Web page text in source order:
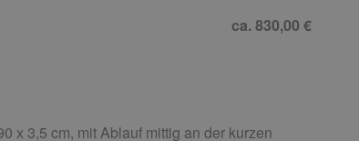
ca. 830,00 €
x 3,5 cm, mit Ablauf mittig an der kurzen